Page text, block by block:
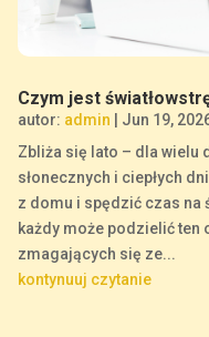
Czym jest
autor: admin Jun 19,
Zbliża się lato – dla wielu
słonecznych i ciepłych
z domu i spędzić czas na
każdy może podzielić ten
zmagających się ze...
kontynuuj czytanie